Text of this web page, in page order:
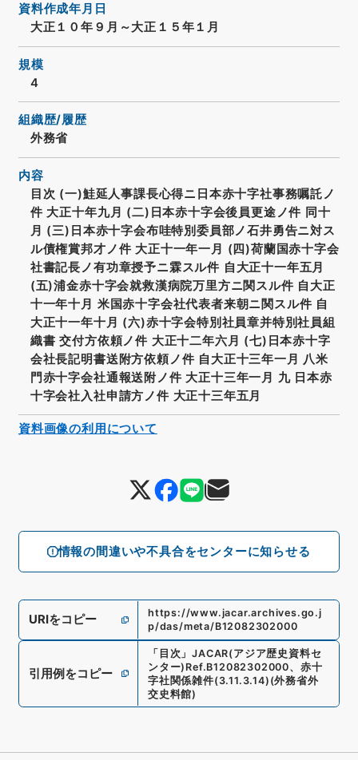
情報の間違いや不具合をセンターに知らせる
資料作成年月日
大正１０年９月～大正１５年１月
規模
4
組織歴/履歴
外務省
内容
目次 (一)鮭延人事課長心得ニ日本赤十字社事務嘱託ノ
件 大正十年九月 (二)日本赤十字会後員更途ノ件 同十
月 (三)日本赤十字会布哇特別委員部ノ石井勇告ニ対ス
ル債権賞邦才ノ件 大正十一年一月 (四)荷蘭国赤十字会
社書記長ノ有功章授予ニ霖スル件 自大正十一年五月
(五)浦金赤十字会就救漢病院万里方ニ関スル件 自大正
十一年十月 米国赤十字会社代表者来朝ニ関スル件 自
大正十一年十月 (六)赤十字会特別社員章并特別社員組
織書 交付方依頼ノ件 大正十二年六月 (七)日本赤十字
会社長記明書送附方依頼ノ件 自大正十三年一月 八米
門赤十字会社通報送附ノ件 大正十三年一月 九 日本赤
十字会社入社申請方ノ件 大正十三年五月
URIをコピー
https://www.jacar.archives.go.j
p/das/meta/B12082302000
引用例をコピー
「 目次 」JACAR(アジア歴史資料セ
ンター) Ref.B12082302000、 赤十
字社関係雑件(3.11.3.14) (外務省外
交史料館)
資料画像の利用について